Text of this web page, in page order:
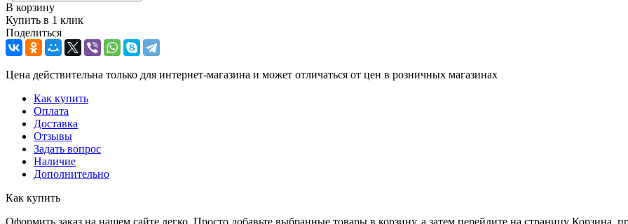
В корзину
Купить в 1 клик
Поделиться
Цена действительна только для интернет-магазина и может отличаться от цен в розничных магазинах
Как купить
Оплата
Доставка
Отзывы
Задать вопрос
Наличие
Дополнительно
Как купить
Оформить заказ на нашем сайте легко. Просто добавьте выбранные товары в корзину, а затем перейдите на страницу Корзина,